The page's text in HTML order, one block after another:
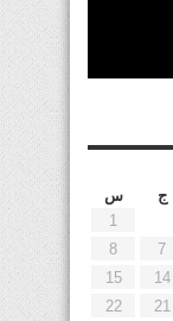
ج
س
1
7
8
14
15
21
22